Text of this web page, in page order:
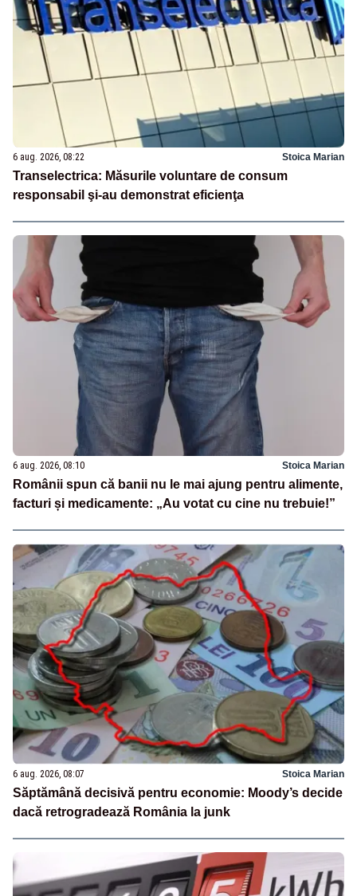
6 aug. 2026, 08:22 Stoica Marian
Transelectrica: Măsurile voluntare de consum
responsabil şi-au demonstrat eficienţa
6 aug. 2026, 08:10 Stoica Marian
Românii spun că banii nu le mai ajung pentru alimente,
facturi și medicamente: „Au votat cu cine nu trebuie!”
6 aug. 2026, 08:07 Stoica Marian
Săptămână decisivă pentru economie: Moody’s decide
dacă retrogradează România la junk